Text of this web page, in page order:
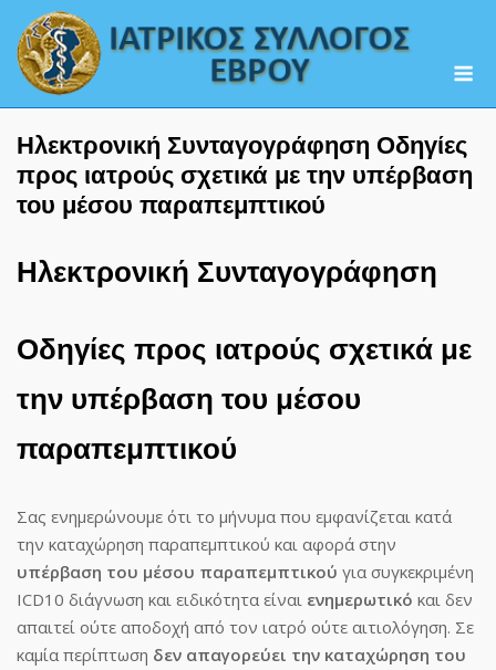
content
Ηλεκτρονική Συνταγογράφηση Οδηγίες
προς ιατρούς σχετικά με την υπέρβαση
του μέσου παραπεμπτικού
Ηλεκτρονική Συνταγογράφηση
Οδηγίες προς ιατρούς σχετικά με
την υπέρβαση του μέσου
παραπεμπτικού
Σας ενημερώνουμε ότι το μήνυμα που εμφανίζεται κατά
την καταχώρηση παραπεμπτικού και αφορά στην
υπέρβαση του μέσου παραπεμπτικού για συγκεκριμένη
ICD10 διάγνωση και ειδικότητα είναι ενημερωτικό και δεν
απαιτεί ούτε αποδοχή από τον ιατρό ούτε αιτιολόγηση. Σε
καμία περίπτωση δεν απαγορεύει την καταχώρηση του